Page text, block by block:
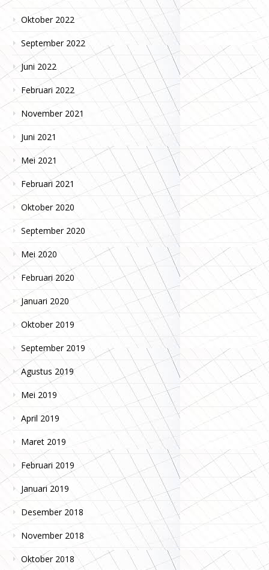
Oktober 2022
September 2022
Juni 2022
Februari 2022
November 2021
Juni 2021
Mei 2021
Februari 2021
Oktober 2020
September 2020
Mei 2020
Februari 2020
Januari 2020
Oktober 2019
September 2019
Agustus 2019
Mei 2019
April 2019
Maret 2019
Februari 2019
Januari 2019
Desember 2018
November 2018
Oktober 2018